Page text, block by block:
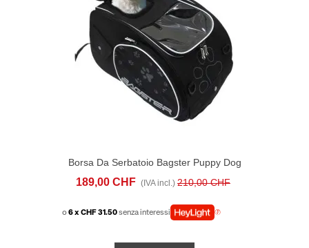
Borsa Da Serbatoio Bagster Puppy Dog
189,00 CHF (IVA incl.) 210,00 CHF
o6 x CHF 31.50senza interessi